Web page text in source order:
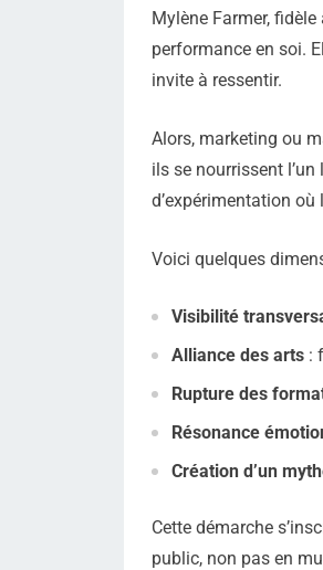
Mylène Farmer,
performance en soi.
invite à ressentir.
Alors, marketing ou
ils se nourrissent l’un
d’expérimentation
Voici quelques
Visibilité
Alliance des arts :
Rupture des
Résonance
Création d’un
Cette démarche
public, non pas en